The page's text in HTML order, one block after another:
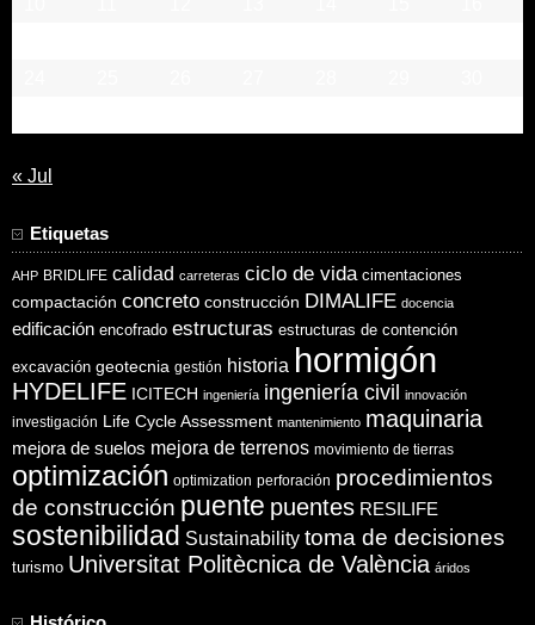
« Jul
Etiquetas
AHP BRIDLIFE calidad carreteras ciclo de vida cimentaciones
compactación concreto construcción DIMALIFE docencia
edificación encofrado estructuras estructuras de contención
excavación geotecnia gestión historia hormigón
HYDELIFE ICITECH ingeniería ingeniería civil innovación
investigación Life Cycle Assessment mantenimiento maquinaria
mejora de suelos mejora de terrenos movimiento de tierras
optimización optimization perforación procedimientos
de construcción puente puentes RESILIFE
sostenibilidad Sustainability toma de decisiones
turismo Universitat Politècnica de València áridos